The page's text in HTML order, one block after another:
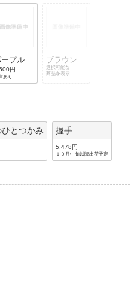
English / 中文
プル
円
あり
ブラウン
選択可能な
商品を表示
とつかみ 握手
5,478円
１０月中旬以降出荷予定